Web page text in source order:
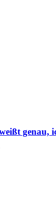
genau,